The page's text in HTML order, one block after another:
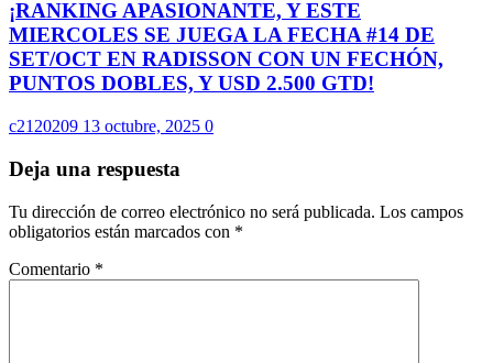
¡RANKING APASIONANTE, Y ESTE
MIERCOLES SE JUEGA LA FECHA #14 DE
SET/OCT EN RADISSON CON UN FECHÓN,
PUNTOS DOBLES, Y USD 2.500 GTD!
c2120209 13 octubre, 2025 0
Deja una respuesta
Tu dirección de correo electrónico no será publicada. Los campos
obligatorios están marcados con *
Comentario *